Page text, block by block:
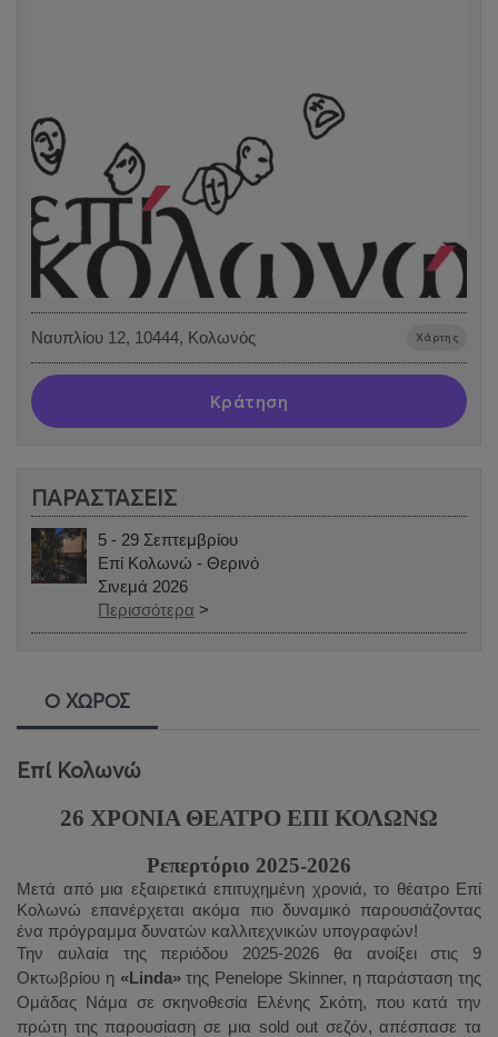
Ναυπλίου 12, 10444, Κολωνός Χάρτης
Κράτηση
ΠΑΡΑΣΤΑΣΕΙΣ
5 - 29 Σεπτεμβρίου
Επί Κολωνώ - Θερινό
Σινεμά 2026
Περισσότερα >
Ο ΧΩΡΟΣ
Επί Κολωνώ
26 ΧΡΟΝΙΑ ΘΕΑΤΡΟ ΕΠΙ ΚΟΛΩΝΩ
Ρεπερτόριο 2025-2026
Μετά από μια εξαιρετικά επιτυχημένη χρονιά, το θέατρο Επί
Κολωνώ επανέρχεται ακόμα πιο δυναμικό παρουσιάζοντας
ένα πρόγραμμα δυνατών καλλιτεχνικών υπογραφών!
Την αυλαία της περιόδου 2025-2026 θα ανοίξει στις 9
Οκτωβρίου η «Linda»της Penelope Skinner, η παράσταση της
Ομάδας Νάμα σε σκηνοθεσία Ελένης Σκότη, που κατά την
πρώτη της παρουσίαση σε μια sold out σεζόν, απέσπασε τα